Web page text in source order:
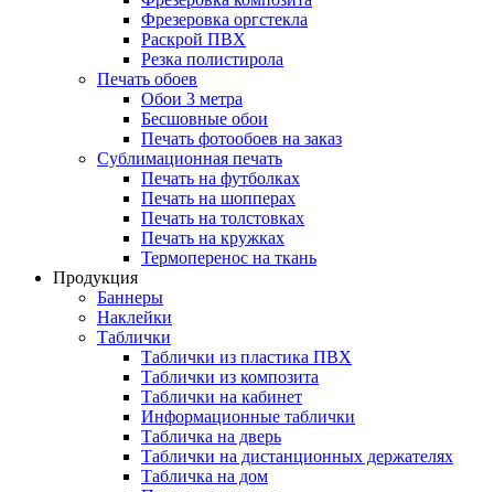
Фрезеровка оргстекла
Раскрой ПВХ
Резка полистирола
Печать обоев
Обои 3 метра
Бесшовные обои
Печать фотообоев на заказ
Сублимационная печать
Печать на футболках
Печать на шопперах
Печать на толстовках
Печать на кружках
Термоперенос на ткань
Продукция
Баннеры
Наклейки
Таблички
Таблички из пластика ПВХ
Таблички из композита
Таблички на кабинет
Информационные таблички
Табличка на дверь
Таблички на дистанционных держателях
Табличка на дом